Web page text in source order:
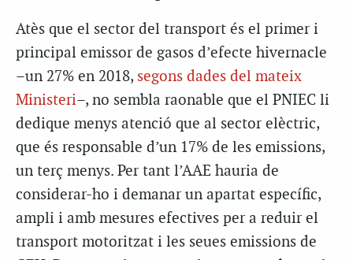
Atès que el sector del transport és el primer i
principal emissor de gasos d’efecte hivernacle
–un 27% en 2018, segons dades del mateix
Ministeri–, no sembla raonable que el PNIEC li
dedique menys atenció que al sector elèctric,
que és responsable d’un 17% de les emissions,
un terç menys. Per tant l’AAE hauria de
considerar-ho i demanar un apartat específic,
ampli i amb mesures efectives per a reduir el
transport motoritzat i les seues emissions de